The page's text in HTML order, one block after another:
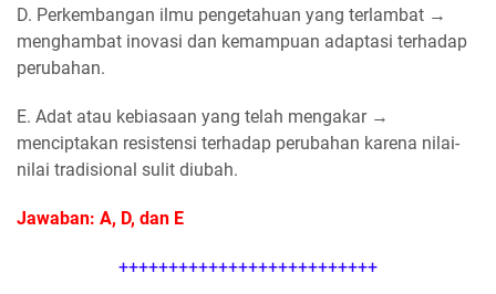
D. Perkembangan ilmu pengetahuan yang terlambat →
menghambat inovasi dan kemampuan adaptasi terhadap
perubahan.
E. Adat atau kebiasaan yang telah mengakar →
menciptakan resistensi terhadap perubahan karena nilai-
nilai tradisional sulit diubah.
Jawaban: A, D, dan E
++++++++++++++++++++++++++